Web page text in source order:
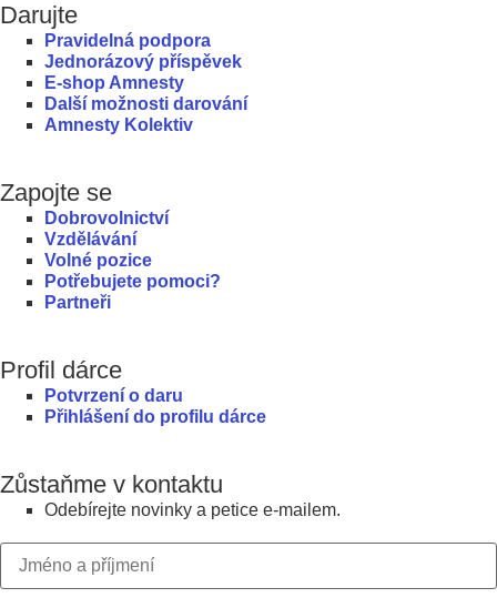
Darujte
Pravidelná podpora
Jednorázový příspěvek
E-shop Amnesty
Další možnosti darování
Amnesty Kolektiv
Zapojte se
Dobrovolnictví
Vzdělávání
Volné pozice
Potřebujete pomoci?
Partneři
Profil dárce
Potvrzení o daru
Přihlášení do profilu dárce
Zůstaňme v kontaktu
Odebírejte novinky a petice e-mailem.